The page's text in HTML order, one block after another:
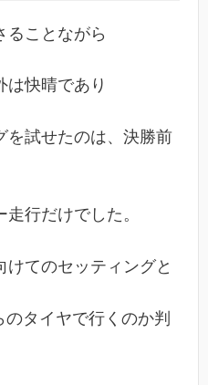
ることながら
は快晴であり
を試せたのは、決勝前
行だけでした。
てのセッティングと
のタイヤで行くのか判